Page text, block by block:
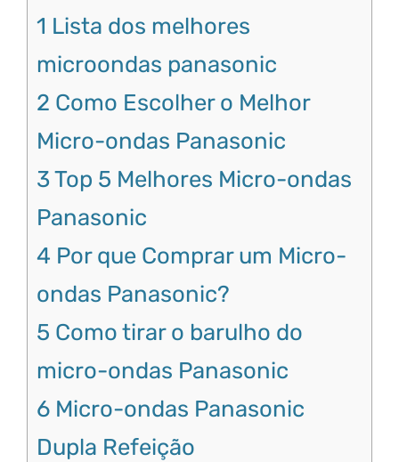
1 Lista dos melhores
microondas panasonic
2 Como Escolher o Melhor
Micro-ondas Panasonic
3Top 5 Melhores Micro-ondas
Panasonic
4 Por que Comprar um Micro-
ondas Panasonic?
5 Como tirar o barulho do
micro-ondas Panasonic
6 Micro-ondas Panasonic
Dupla Refeição